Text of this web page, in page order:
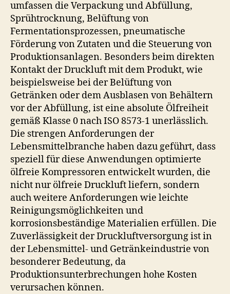
umfassen die Verpackung und Abfüllung,
Sprühtrocknung, Belüftung von
Fermentationsprozessen, pneumatische
Förderung von Zutaten und die Steuerung von
Produktionsanlagen. Besonders beim direkten
Kontakt der Druckluft mit dem Produkt, wie
beispielsweise bei der Belüftung von
Getränken oder dem Ausblasen von Behältern
vor der Abfüllung, ist eine absolute Ölfreiheit
gemäß Klasse 0 nach ISO 8573-1 unerlässlich.
Die strengen Anforderungen der
Lebensmittelbranche haben dazu geführt, dass
speziell für diese Anwendungen optimierte
ölfreie Kompressoren entwickelt wurden, die
nicht nur ölfreie Druckluft liefern, sondern
auch weitere Anforderungen wie leichte
Reinigungsmöglichkeiten und
korrosionsbeständige Materialien erfüllen. Die
Zuverlässigkeit der Druckluftversorgung ist in
der Lebensmittel- und Getränkeindustrie von
besonderer Bedeutung, da
Produktionsunterbrechungen hohe Kosten
verursachen können.